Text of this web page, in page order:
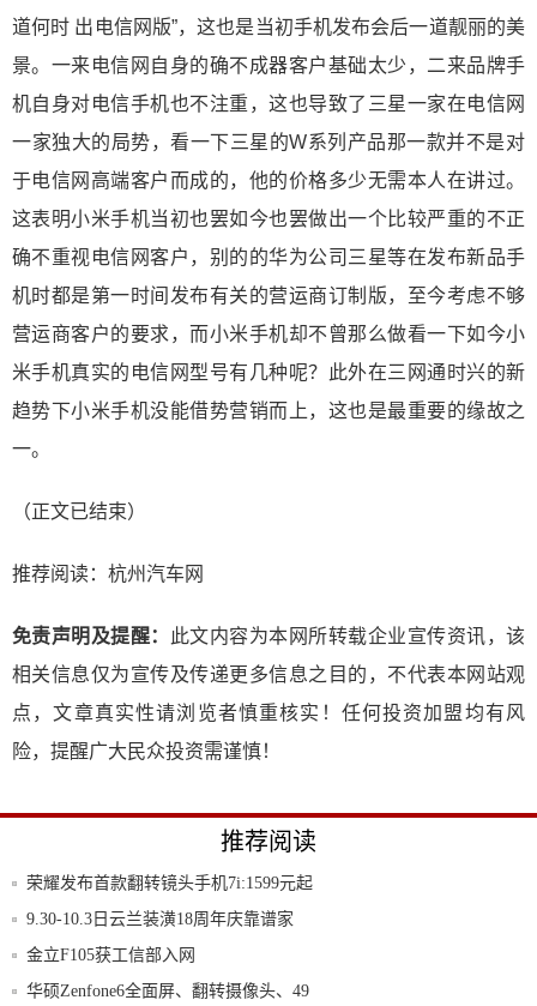
道何时 出电信网版”，这也是当初手机发布会后一道靓丽的美
景。一来电信网自身的确不成器客户基础太少，二来品牌手
机自身对电信手机也不注重，这也导致了三星一家在电信网
一家独大的局势，看一下三星的W系列产品那一款并不是对
于电信网高端客户而成的，他的价格多少无需本人在讲过。
这表明小米手机当初也罢如今也罢做出一个比较严重的不正
确不重视电信网客户，别的的华为公司三星等在发布新品手
机时都是第一时间发布有关的营运商订制版，至今考虑不够
营运商客户的要求，而小米手机却不曾那么做看一下如今小
米手机真实的电信网型号有几种呢？此外在三网通时兴的新
趋势下小米手机没能借势营销而上，这也是最重要的缘故之
一。
（正文已结束）
推荐阅读： 杭州汽车网
免责声明及提醒：
此文内容为本网所转载企业宣传资讯，该
相关信息仅为宣传及传递更多信息之目的，不代表本网站观
点，文章真实性请浏览者慎重核实！任何投资加盟均有风
险，提醒广大民众投资需谨慎！
推荐阅读
荣耀发布首款翻转镜头手机7i:1599元起
9.30-10.3日云兰装潢18周年庆靠谱家
金立F105获工信部入网
华硕Zenfone6全面屏、翻转摄像头、49